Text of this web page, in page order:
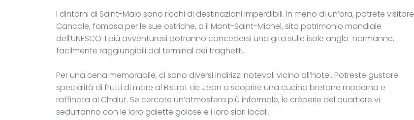
I dintorni di Saint-Malo sono ricchi di destinazioni imperdibili. In meno di un’ora, potrete visitare
Cancale, famosa per le sue ostriche, o il Mont-Saint-Michel, sito patrimonio mondiale
dell’UNESCO. I più avventurosi potranno concedersi una gita sulle isole anglo-normanne,
facilmente raggiungibili dal terminal dei traghetti.
Per una cena memorabile, ci sono diversi indirizzi notevoli vicino all’hotel. Potreste gustare
specialità di frutti di mare al Bistrot de Jean o scoprire una cucina bretone moderna e
raffinata al Chalut. Se cercate un’atmosfera più informale, le crêperie del quartiere vi
sedurranno con le loro galette golose e i loro sidri locali.